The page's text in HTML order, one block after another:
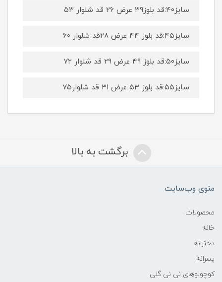
سایز۴۰:قد بلوز۳۹ عرض ۲۶ قد شلوار ۵۳
سایز۴۵:قد بلوز ۴۴ عرض ۲۸قد شلوار ۶۰
سایز۵۰:قد بلوز ۴۹ عرض ۲۹ قد شلوار ۷۲
سایز۵۵:قد بلوز ۵۳ عرض ۳۱ قد شلوار۷۵
برگشت به بالا
منوی وب‌سایت
محصولات
خانه
دخترانه
پسرانه
کوچولوهای نی نی گلی